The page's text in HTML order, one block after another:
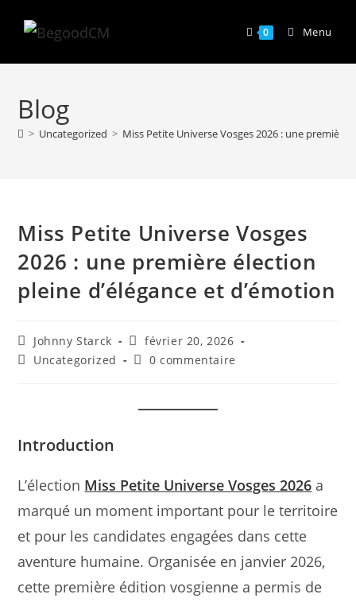
0 Menu
Blog
> Uncategorized > Miss Petite Universe Vosges 2026 : une première
Miss Petite Universe Vosges
2026 : une première élection
pleine d’élégance et d’émotion
Auteur/autrice
de
Johnny Starck
Publication
publiée :
février 20, 2026
PostUncategorized
Commentaires
0 commentaire
Introduction
L’élection Miss Petite Universe Vosges 2026 a
marqué un moment important pour le territoire
et pour les candidates engagées dans cette
aventure humaine. Organisée en janvier 2026,
cette première édition vosgienne a permis de